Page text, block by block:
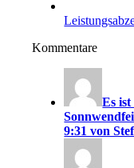
Kommentare
Es
9:31 von